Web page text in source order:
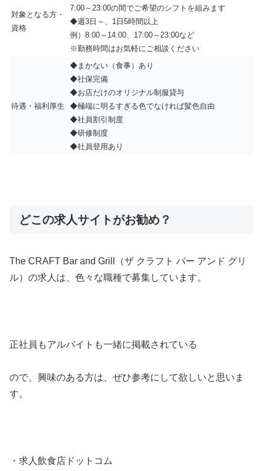
対象となる方・
資格
7:00～23:00の間でご希望のシフトを組みます
◆週3日～、1日5時間以上
例）8:00～14:00、17:00～23:00など
※勤務時間はお気軽にご相談ください
待遇・福利厚生
◆まかない（食事）あり
◆社保完備
◆お店だけのオリジナル制服貸与
◆極端に明るすぎる色でなければ髪色自由
◆社員割引制度
◆研修制度
◆社員登用あり
どこの求人サイトがお勧め？
The CRAFT Bar and Grill（ザ クラフト バー アンド グリ
ル）の求人は、色々な職種で募集しています。
正社員もアルバイトも一緒に掲載されている
ので、興味のある方は、ぜひ参考にして欲しいと思いま
す。
・求人飲食店ドットコム